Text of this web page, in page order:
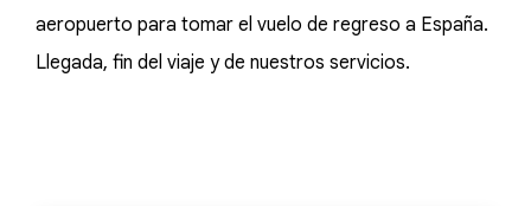
aeropuerto para tomar el vuelo de regreso a España.
Llegada, fin del viaje y de nuestros servicios.